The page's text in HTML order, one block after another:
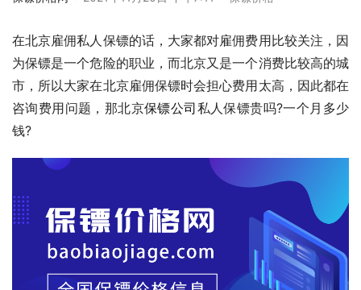
在北京雇佣私人保镖的话，大家都对雇佣费用比较关注，因
为保镖是一个危险的职业，而北京又是一个消费比较高的城
市，所以大家在北京雇佣保镖时会担心费用太高，因此都在
咨询费用问题，那北京保镖公司私人保镖贵吗?一个月多少
钱?